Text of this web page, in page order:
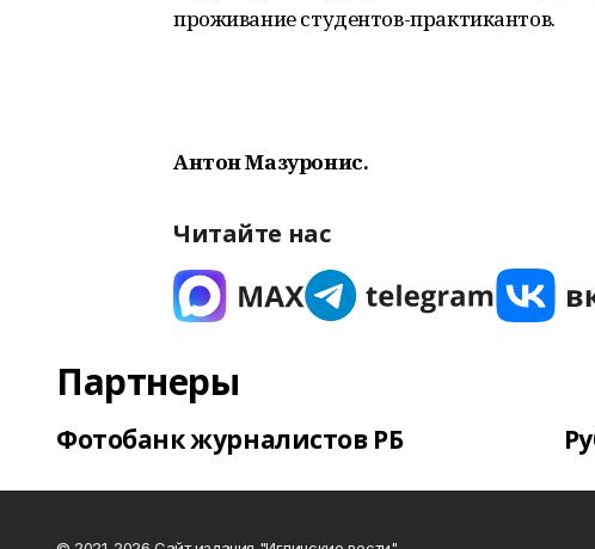
проживание студентов-практикантов.
Антон Мазуронис.
Читайте нас
Партнеры
Фотобанк журналистов РБ